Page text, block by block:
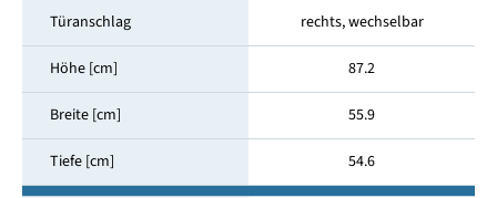
Türanschlag rechts, wechselbar
Höhe [cm] 87.2
Breite [cm] 55.9
Tiefe [cm] 54.6